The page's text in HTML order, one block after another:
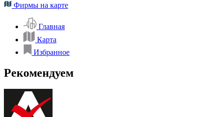
Фирмы на карте
Главная
Карта
Избранное
Рекомендуем